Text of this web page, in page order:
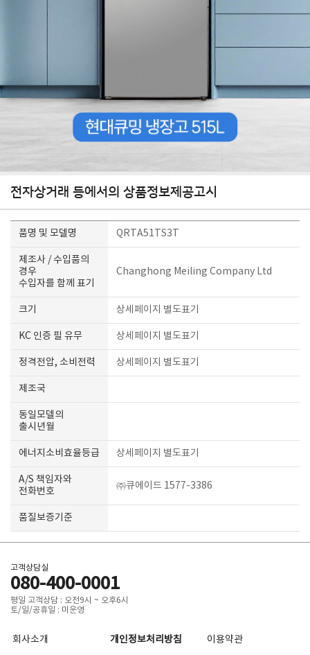
전자상거래 등에서의 상품정보제공고시
품명 및 모델명 QRTA51TS3T
제조사 / 수입품의
경우
수입자를 함께 표기
Changhong Meiling Company Ltd
크기 상세페이지 별도표기
KC 인증 필 유무 상세페이지 별도표기
정격전압, 소비전력 상세페이지 별도표기
제조국
동일모델의
출시년월
에너지소비효율등급 상세페이지 별도표기
A/S 책임자와
전화번호
㈜큐에이드 1577-3386
품질보증기준
고객상담실
080-400-0001
평일 고객상담 : 오전9시 ~ 오후6시
토/일/공휴일 : 미운영
회사소개 개인정보처리방침
이용약관